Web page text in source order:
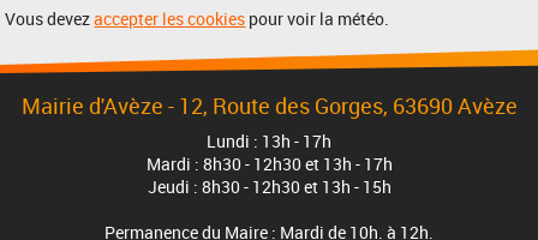
Vous devezaccepter les cookies pour voir la météo.
Mairie d'Avèze - 12, Route des Gorges, 63690 Avèze
Lundi : 13h - 17h
Mardi : 8h30 - 12h30 et 13h - 17h
Jeudi : 8h30 - 12h30 et 13h - 15h
Permanence du Maire : Mardi de 10h. à 12h.